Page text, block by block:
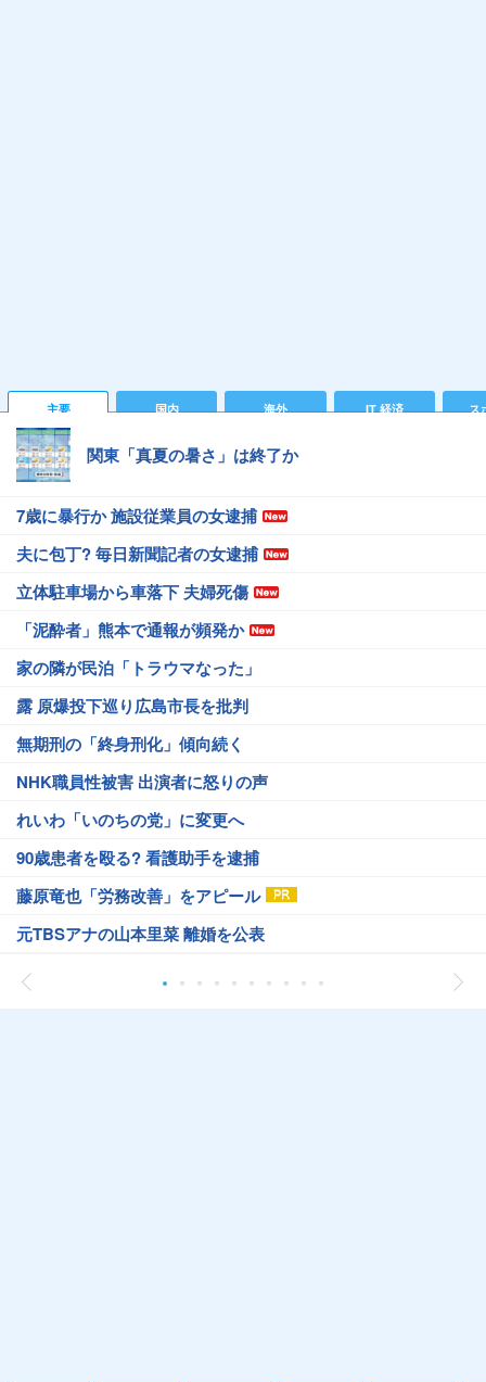
主要 国内 海外 IT 経済 ス
関東「真夏の暑さ」は終了か
7歳に暴行か 施設従業員の女逮捕
夫に包丁? 毎日新聞記者の女逮捕
立体駐車場から車落下 夫婦死傷
「泥酔者」熊本で通報が頻発か
家の隣が民泊「トラウマなった」
露 原爆投下巡り広島市長を批判
無期刑の「終身刑化」傾向続く
NHK職員性被害 出演者に怒りの声
れいわ「いのちの党」に変更へ
90歳患者を殴る? 看護助手を逮捕
藤原竜也「労務改善」をアピール
元TBSアナの山本里菜 離婚を公表